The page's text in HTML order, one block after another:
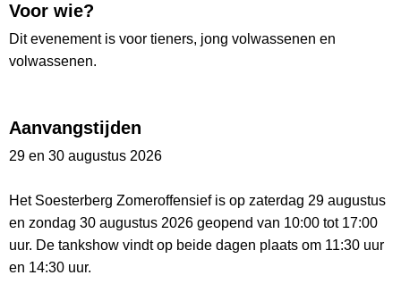
Voor wie?
Dit evenement is voor tieners, jong volwassenen en
volwassenen.
Aanvangstijden
29 en 30 augustus 2026
Het Soesterberg Zomeroffensief is op zaterdag 29 augustus
en zondag 30 augustus 2026 geopend van 10:00 tot 17:00
uur. De tankshow vindt op beide dagen plaats om 11:30 uur
en 14:30 uur.